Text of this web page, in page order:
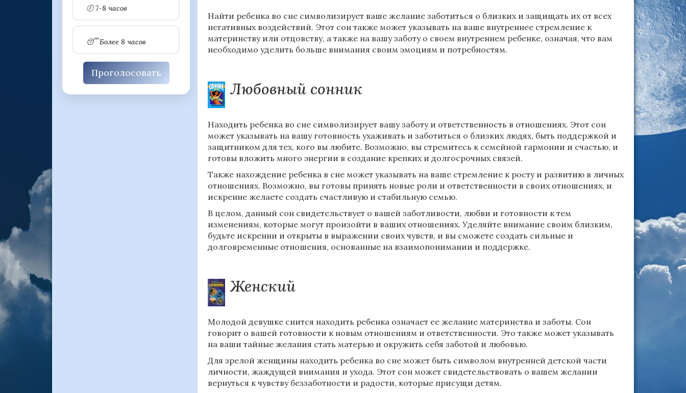
🕖 7-8 часов
😴 Более 8 часов
Проголосовать
Найти ребенка во сне символизирует ваше желание заботиться о близких и защищать их от всех
негативных воздействий. Этот сон также может указывать на ваше внутреннее стремление к
материнству или отцовству, а также на вашу заботу о своем внутреннем ребенке, означая, что вам
необходимо уделить больше внимания своим эмоциям и потребностям.
Любовный сонник
Находить ребенка во сне символизирует вашу заботу и ответственность в отношениях. Этот сон
может указывать на вашу готовность ухаживать и заботиться о близких людях, быть поддержкой и
защитником для тех, кого вы любите. Возможно, вы стремитесь к семейной гармонии и счастью, и
готовы вложить много энергии в создание крепких и долгосрочных связей.
Также нахождение ребенка в сне может указывать на ваше стремление к росту и развитию в личных
отношениях. Возможно, вы готовы принять новые роли и ответственности в своих отношениях, и
искренне желаете создать счастливую и стабильную семью.
В целом, данный сон свидетельствует о вашей заботливости, любви и готовности к тем
изменениям, которые могут произойти в ваших отношениях. Уделяйте внимание своим близким,
будьте искренни и открыты в выражении своих чувств, и вы сможете создать сильные и
долговременные отношения, основанные на взаимопонимании и поддержке.
Женский
Молодой девушке снится находить ребенка означает ее желание материнства и заботы. Сон
говорит о вашей готовности к новым отношениям и ответственности. Это также может указывать
на ваши тайные желания стать матерью и окружить себя заботой и любовью.
Для зрелой женщины находить ребенка во сне может быть символом внутренней детской части
личности, жаждущей внимания и ухода. Этот сон может свидетельствовать о вашем желании
вернуться к чувству беззаботности и радости, которые присущи детям.